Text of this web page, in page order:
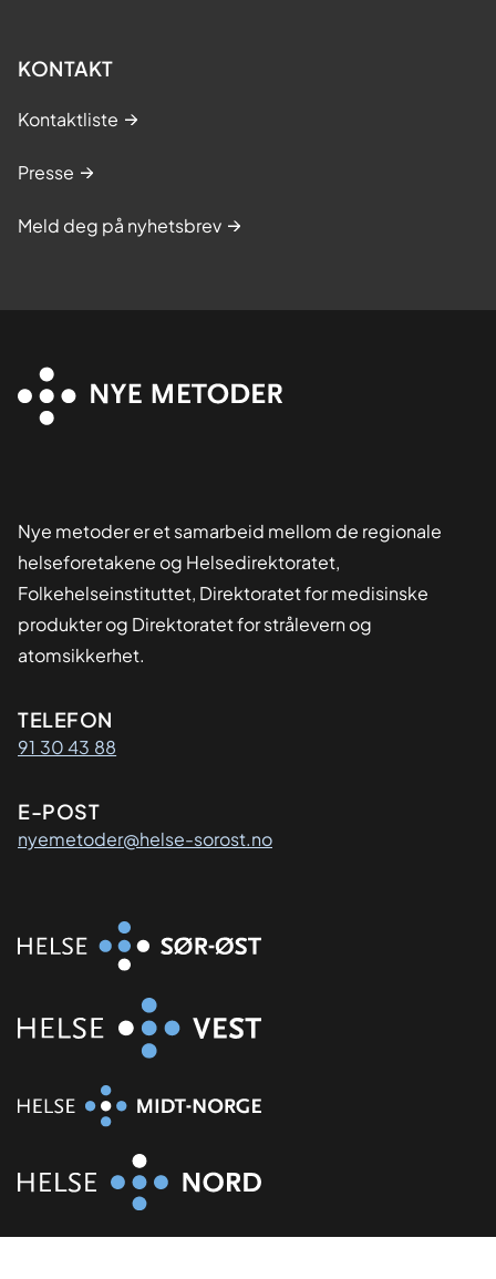
KONTAKT
Kontaktliste
Presse
Meld deg på nyhetsbrev
Nye metoder er et samarbeid mellom de regionale
helseforetakene og Helsedirektoratet,
Folkehelseinstituttet, Direktoratet for medisinske
produkter og Direktoratet for strålevern og
atomsikkerhet.
Kontaktinformasjon
TELEFON
91 30 43 88
E-POST
nyemetoder@helse-sorost.no
Organisasjon